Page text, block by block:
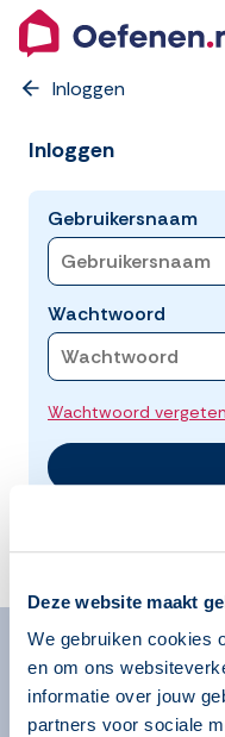
Deze website maakt
We gebruiken cookies
en om ons
informatie over jouw
partners voor sociale
Inloggen
Inloggen
Gebruikersnaam
Wachtwoord
Wachtwoord
Algemeen
Missie